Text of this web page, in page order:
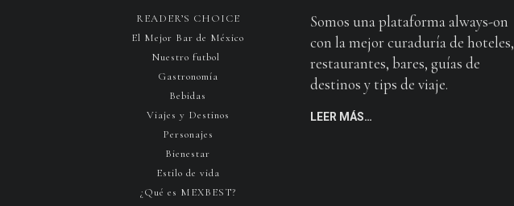
READER’S CHOICE
El Mejor Bar de México
Nuestro futbol
Gastronomía
Bebidas
Viajes y Destinos
Personajes
Bienestar
Estilo de vida
¿Qué es MEXBEST?
Somos una plataforma always-on
con la mejor curaduría de hoteles,
restaurantes, bares, guías de
destinos y tips de viaje.
LEER MÁS…